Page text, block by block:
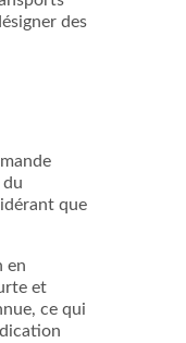
des
du
que
en
et
ce qui